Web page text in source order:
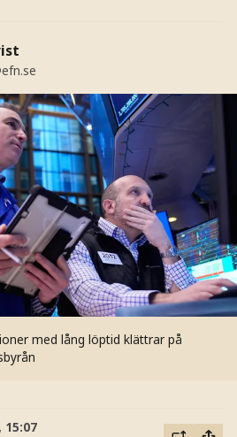
med lång löptid klättrar på
15:07